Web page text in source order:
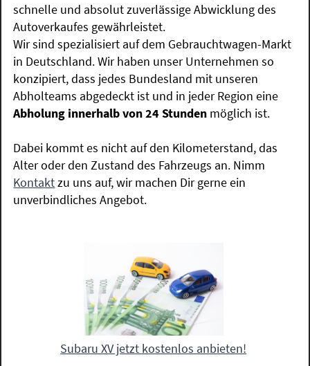
schnelle und absolut zuverlässige Abwicklung des
Autoverkaufes gewährleistet.
Wir sind spezialisiert auf dem Gebrauchtwagen-Markt
in Deutschland. Wir haben unser Unternehmen so
konzipiert, dass jedes Bundesland mit unseren
Abholteams abgedeckt ist und in jeder Region eine
Abholung innerhalb von 24 Stunden möglich ist.
Dabei kommt es nicht auf den Kilometerstand, das
Alter oder den Zustand des Fahrzeugs an. Nimm
Kontaktzu uns auf, wir machen Dir gerne ein
unverbindliches Angebot.
Subaru XV jetzt kostenlos anbieten!